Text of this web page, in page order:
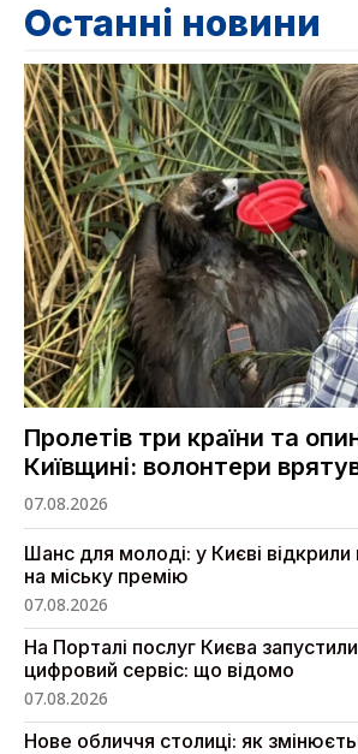
Останні новини
Пролетів три країни та
Київщині: волонтери
07.08.2026
Шанс для молоді: у Києві
на міську премію
07.08.2026
На Порталі послуг Києва
цифровий сервіс: що відомо
07.08.2026
Нове обличчя столиці: як